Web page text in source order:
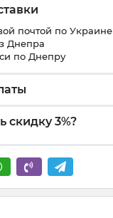
почтой по Украине
Днепра
по Днепру
скидку 3%?